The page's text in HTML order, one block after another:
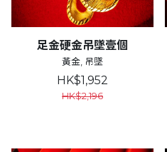
足金硬金吊墜壹個
黃金, 吊墜
HK$1,952
HK$2,196